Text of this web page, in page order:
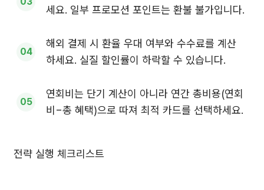
세요. 일부 프로모션 포인트는 환불 불가입니다.
해외 결제 시 환율 우대 여부와 수수료를 계산
하세요. 실질 할인률이 하락할 수 있습니다.
연회비는 단기 계산이 아니라 연간 총비용(연회
비−총 혜택)으로 따져 최적 카드를 선택하세요.
전략 실행 체크리스트